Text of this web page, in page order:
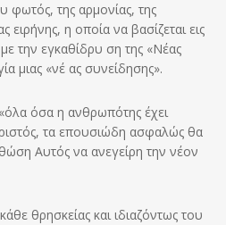
της αρμονίας, της
η οποία να βασίζεται εις
την εγκαθίδρυ ση της «Νέας
μιας «νέ ας συνείδησης».
«όλα όσα η ανθρωπότης έχει
τα επουσιώδη ασφαλώς θα
Αυτός να ανεγείρη την νέον
θρησκείας και ιδιαζόντως του